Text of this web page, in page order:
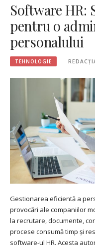
Software HR:
pentru o
personalului
TEHNOLOGIE
Gestionarea eficientă a
provocări ale companiilor
la recrutare, documente,
procese consumă timp și
software-ul HR. Acesta